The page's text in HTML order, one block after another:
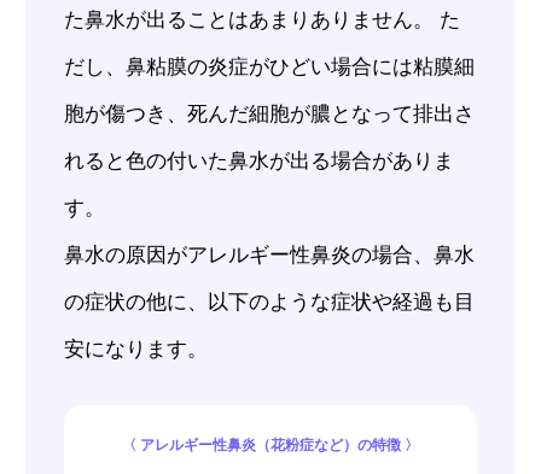
た鼻水が出ることはあまりありません。 た
だし、鼻粘膜の炎症がひどい場合には粘膜細
胞が傷つき、死んだ細胞が膿となって排出さ
れると色の付いた鼻水が出る場合がありま
す。
鼻水の原因がアレルギー性鼻炎の場合、鼻水
の症状の他に、以下のような症状や経過も目
安になります。
〈 アレルギー性鼻炎（花粉症など）の特徴 〉